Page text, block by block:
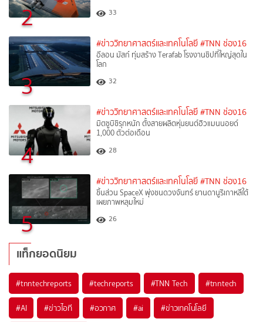
2 33
3
#ข่าววิทยาศาสตร์และเทคโนโลยี #TNN ช่อง16
อีลอน มัสก์ ทุ่มสร้าง Terafab โรงงานชิปที่ใหญ่สุดใน
โลก
32
4
#ข่าววิทยาศาสตร์และเทคโนโลยี #TNN ช่อง16
มิตซูบิชิรุกหนัก ตั้งสายผลิตหุ่นยนต์ฮิวแมนนอยด์
1,000 ตัวต่อเดือน
28
5
#ข่าววิทยาศาสตร์และเทคโนโลยี #TNN ช่อง16
ชิ้นส่วน SpaceX พุ่งชนดวงจันทร์ ยานดานูริเกาหลีใต้
เผยภาพหลุมใหม่
26
แท็กยอดนิยม
#tnntechreports #techreports #TNN Tech #tnntech
#AI #ข่าวไอที #อวกาศ #ai #ข่าวเทคโนโลยี